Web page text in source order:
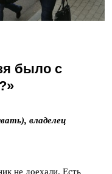
было с
владелец
не доехали. Есть